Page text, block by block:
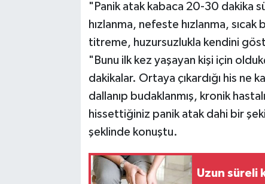
"Panik atak kabaca 20-30 dakika
hızlanma, nefeste hızlanma,
titreme, huzursuzlukla kendini
"Bunu ilk kez yaşayan kişi için
dakikalar. Ortaya çıkardığı his ne
dallanıp budaklanmış, kronik
hissettiğiniz panik atak dahi bir
şeklinde konuştu.
Uzun süreli